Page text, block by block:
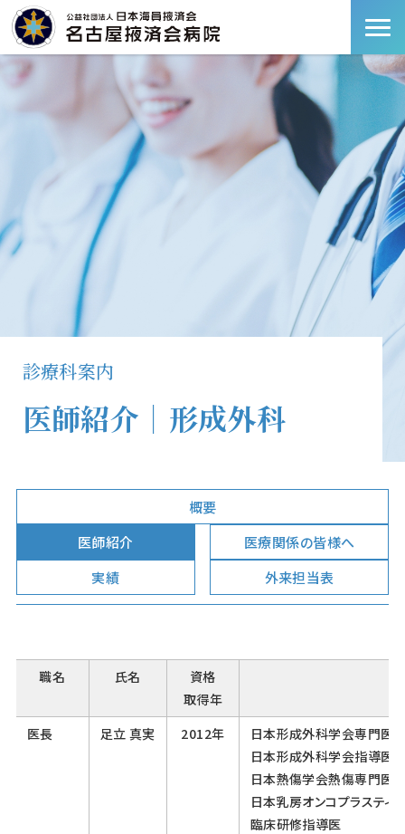
診療科案内
医師紹介｜形成外科
概要
医師紹介
医療関係の皆様へ
実績
外来担当表
職名 氏名
資格
取得年
医長
足立 真実 2012年
日本形成外科学会専門医
日本形成外科学会指導医
日本熱傷学会熱傷専門医
日本乳房オンコプラスティ
臨床研修指導医